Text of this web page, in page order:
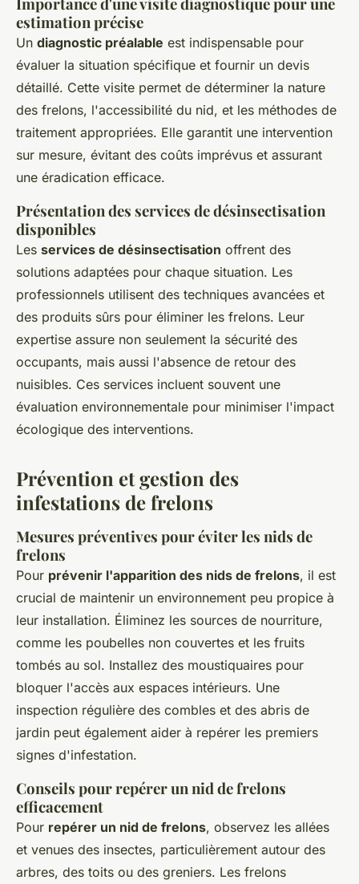
estimation précise
Un diagnostic préalable est indispensable pour
évaluer la situation spécifique et fournir un devis
détaillé. Cette visite permet de déterminer la nature
des frelons, l'accessibilité du nid, et les méthodes de
traitement appropriées. Elle garantit une intervention
sur mesure, évitant des coûts imprévus et assurant
une éradication efficace.
Présentation des services de désinsectisation
disponibles
Les services de désinsectisation offrent des
solutions adaptées pour chaque situation. Les
professionnels utilisent des techniques avancées et
des produits sûrs pour éliminer les frelons. Leur
expertise assure non seulement la sécurité des
occupants, mais aussi l'absence de retour des
nuisibles. Ces services incluent souvent une
évaluation environnementale pour minimiser l'impact
écologique des interventions.
Prévention et gestion des
infestations de frelons
Mesures préventives pour éviter les nids de
frelons
Pour prévenir l'apparition des nids de frelons, il est
crucial de maintenir un environnement peu propice à
leur installation. Éliminez les sources de nourriture,
comme les poubelles non couvertes et les fruits
tombés au sol. Installez des moustiquaires pour
bloquer l'accès aux espaces intérieurs. Une
inspection régulière des combles et des abris de
jardin peut également aider à repérer les premiers
signes d'infestation.
Conseils pour repérer un nid de frelons
efficacement
Pour repérer un nid de frelons, observez les allées
et venues des insectes, particulièrement autour des
arbres, des toits ou des greniers. Les frelons